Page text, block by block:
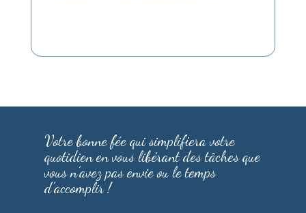
Votre bonne fée qui simplifiera votre
quotidien en vous libérant des tâches que
vous n’avez pas envie ou le temps
d’accomplir !